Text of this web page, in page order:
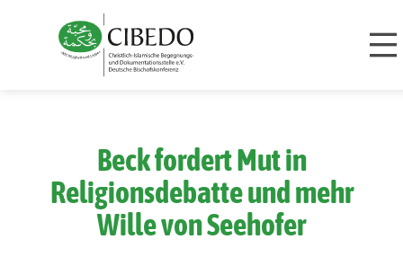
Beck fordert Mut in
Religionsdebatte und mehr
Wille von Seehofer